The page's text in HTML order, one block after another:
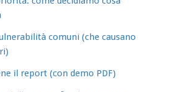
comuni (che causano
il report (con demo PDF)